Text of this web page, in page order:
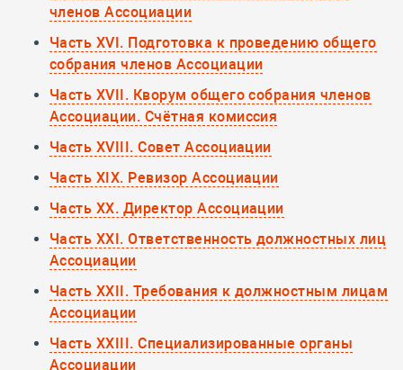
членов Ассоциации
Часть XVI. Подготовка к проведению общего
собрания членов Ассоциации
Часть XVII. Кворум общего собрания членов
Ассоциации. Счётная комиссия
Часть XVIII. Совет Ассоциации
Часть XIX. Ревизор Ассоциации
Часть XX. Директор Ассоциации
Часть XXI. Ответственность должностных лиц
Ассоциации
Часть XXII. Требования к должностным лицам
Ассоциации
Часть XXIII. Специализированные органы
Ассоциации